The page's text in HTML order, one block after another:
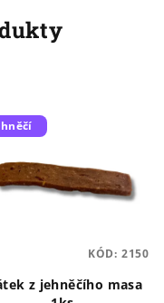
z jehněčího masa
KÓD: 2150